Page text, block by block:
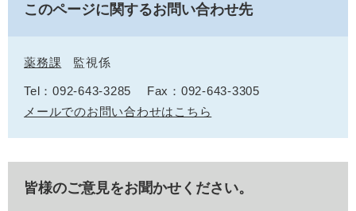
このページに関するお問い合わせ先
薬務課 監視係
Tel：092-643-3285
Fax：092-643-3305
メールでのお問い合わせはこちら
皆様のご意見をお聞かせください。